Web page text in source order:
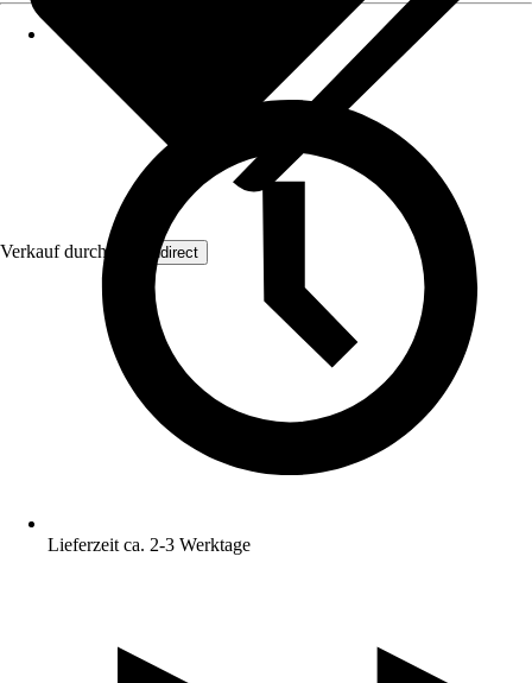
Verkauf durch: Wohndirect
Lieferzeit ca. 2-3 Werktage